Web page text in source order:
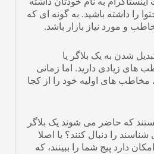
را داشته باشید. به گونه ای که
و مورد نیاز بازار باشد.
شدن به یک بلاگر یا
های زیادی دارید. اما زمانی
مخاطب های اولیه خود را از کجا
که حاضر می شوند یک بلاگر
را دنبال کنند؟ یا اصلا
دارد پیج شما را ببینند، که